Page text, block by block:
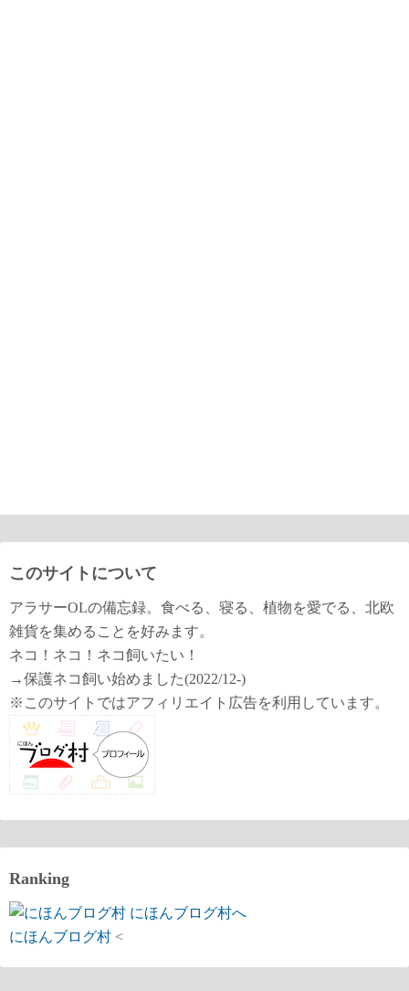
このサイトについて
アラサーOLの備忘録。食べる、寝る、植物を愛でる、北欧
雑貨を集めることを好みます。
ネコ！ネコ！ネコ飼いたい！
→保護ネコ飼い始めました(2022/12-)
※このサイトではアフィリエイト広告を利用しています。
Ranking
にほんブログ村 <